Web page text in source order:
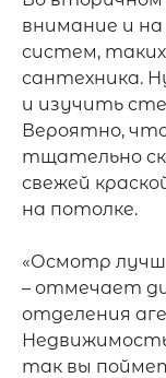
внимание и
систем, таких
сантехника.
и изучить
Вероятно,
тщательно
свежей
на потолке.
«Осмотр
– отмечает
отделения
так вы